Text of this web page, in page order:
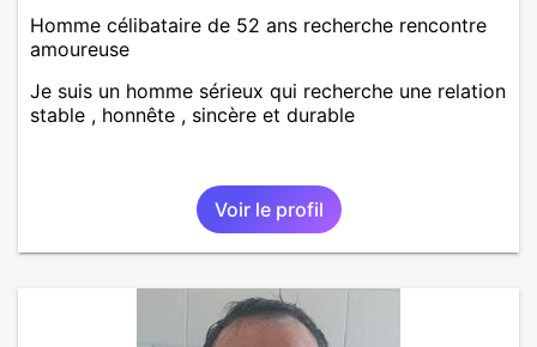
Homme célibataire de 52 ans recherche rencontre
amoureuse
Je suis un homme sérieux qui recherche une relation
stable , honnête , sincère et durable
Voir le profil